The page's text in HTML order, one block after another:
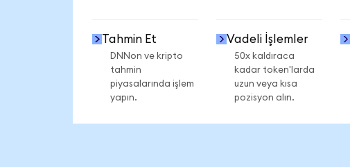
Tahmin Et
DNNon ve kripto
tahmin
piyasalarında işlem
yapın.
Vadeli İşlemler
50x kaldıraca
kadar token'larda
uzun veya kısa
pozisyon alın.